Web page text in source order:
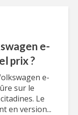
e-
prix ?
e-
sur le
Le
en version...